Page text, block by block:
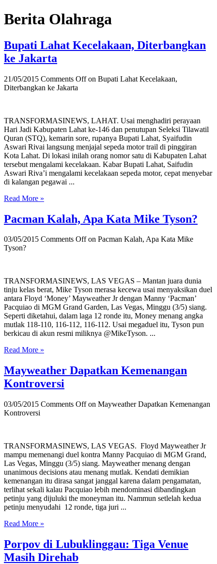
Berita Olahraga
Bupati Lahat Kecelakaan, Diterbangkan
ke Jakarta
21/05/2015 Comments Offon Bupati Lahat Kecelakaan,
Diterbangkan ke Jakarta
TRANSFORMASINEWS, LAHAT. Usai menghadiri perayaan
Hari Jadi Kabupaten Lahat ke-146 dan penutupan Seleksi Tilawatil
Quran (STQ), kemarin sore, rupanya Bupati Lahat, Syaifudin
Aswari Rivai langsung menjajal sepeda motor trail di pinggiran
Kota Lahat. Di lokasi inilah orang nomor satu di Kabupaten Lahat
tersebut mengalami kecelakaan. Kabar Bupati Lahat, Saifudin
Aswari Riva’i mengalami kecelakaan sepeda motor, cepat menyebar
di kalangan pegawai ...
Read More »
Pacman Kalah, Apa Kata Mike Tyson?
03/05/2015 Comments Offon Pacman Kalah, Apa Kata Mike
Tyson?
TRANSFORMASINEWS, LAS VEGAS – Mantan juara dunia
tinju kelas berat, Mike Tyson merasa kecewa usai menyaksikan duel
antara Floyd ‘Money’ Mayweather Jr dengan Manny ‘Pacman’
Pacquiao di MGM Grand Garden, Las Vegas, Minggu (3/5) siang.
Seperti diketahui, dalam laga 12 ronde itu, Money menang angka
mutlak 118-110, 116-112, 116-112. Usai megaduel itu, Tyson pun
berkicau di akun resmi miliknya @MikeTyson. ...
Read More »
Mayweather Dapatkan Kemenangan
Kontroversi
03/05/2015 Comments Offon Mayweather Dapatkan Kemenangan
Kontroversi
TRANSFORMASINEWS, LAS VEGAS. Floyd Mayweather Jr
mampu memenangi duel kontra Manny Pacquiao di MGM Grand,
Las Vegas, Minggu (3/5) siang. Mayweather menang dengan
unanimous decisions atau menang mutlak. Kendati demikian
kemenangan itu dirasa sangat janggal karena dalam pengamatan,
terlihat sekali kalau Pacquiao lebih mendominasi dibandingkan
petinju yang dijuluki the moneyman itu. Nammun setlelah kedua
petinju menyudahi 12 ronde, tiga juri ...
Read More »
Porpov di Lubuklinggau: Tiga Venue
Masih Direhab